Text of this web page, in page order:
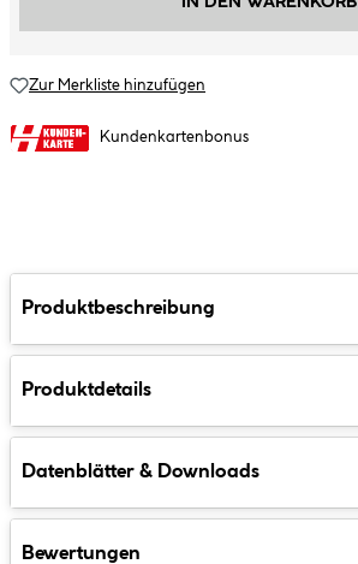
Zur Merkliste hinzufügen
Kundenkartenbonus
Produktbeschreibung
Produktdetails
Datenblätter & Downloads
Bewertungen